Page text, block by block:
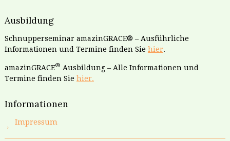
Ausbildung
Schnupperseminar amazinGRACE® – Ausführliche
Informationen und Termine finden Sie hier.
amazinGRACE® Ausbildung – Alle Informationen und
Termine finden Sie hier.
Informationen
Impressum